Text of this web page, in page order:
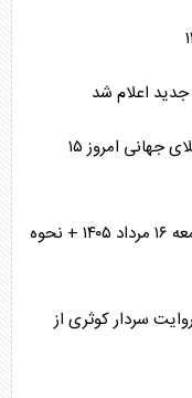
اعلام شد
قیمت طلا رکورد شکست/ قیمت جدید طلای جهانی امروز ۱۵
جدول قطعی برق استان کرمانشاه فردا جمعه ۱۶ مرداد ۱۴۰۵ + نحوه
سردار کوثری از